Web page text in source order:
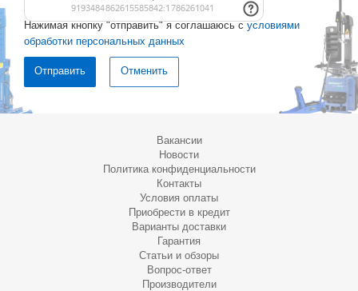
Нажимая кнопку "отправить" я соглашаюсь с условиями
обработки персональных данных
Отменить
Вакансии
Новости
Политика конфиденциальности
Контакты
Условия оплаты
Приобрести в кредит
Варианты доставки
Гарантия
Статьи и обзоры
Вопрос-ответ
Производители